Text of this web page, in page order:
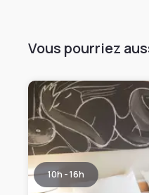
Vous pourriez
10h - 16h